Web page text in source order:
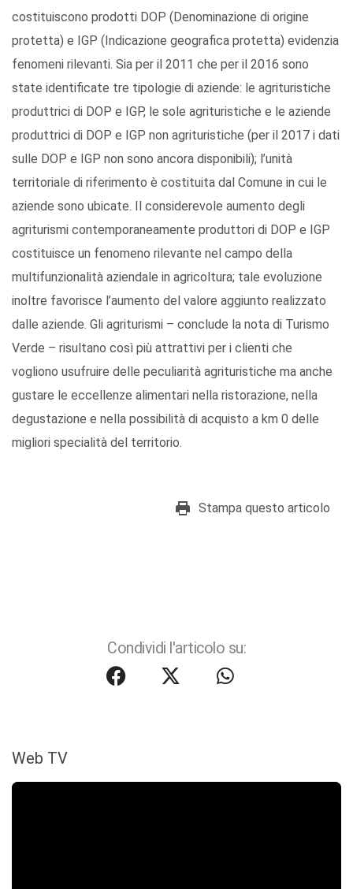
costituiscono prodotti DOP (Denominazione di origine
protetta) e IGP (Indicazione geografica protetta) evidenzia
fenomeni rilevanti. Sia per il 2011 che per il 2016 sono
state identificate tre tipologie di aziende: le agrituristiche
produttrici di DOP e IGP, le sole agrituristiche e le aziende
produttrici di DOP e IGP non agrituristiche (per il 2017 i dati
sulle DOP e IGP non sono ancora disponibili); l’unità
territoriale di riferimento è costituita dal Comune in cui le
aziende sono ubicate. Il considerevole aumento degli
agriturismi contemporaneamente produttori di DOP e IGP
costituisce un fenomeno rilevante nel campo della
multifunzionalità aziendale in agricoltura; tale evoluzione
inoltre favorisce l’aumento del valore aggiunto realizzato
dalle aziende. Gli agriturismi – conclude la nota di Turismo
Verde – risultano così più attrattivi per i clienti che
vogliono usufruire delle peculiarità agrituristiche ma anche
gustare le eccellenze alimentari nella ristorazione, nella
degustazione e nella possibilità di acquisto a km 0 delle
migliori specialità del territorio.
Stampa questo articolo
Condividi l'articolo su:
Web TV